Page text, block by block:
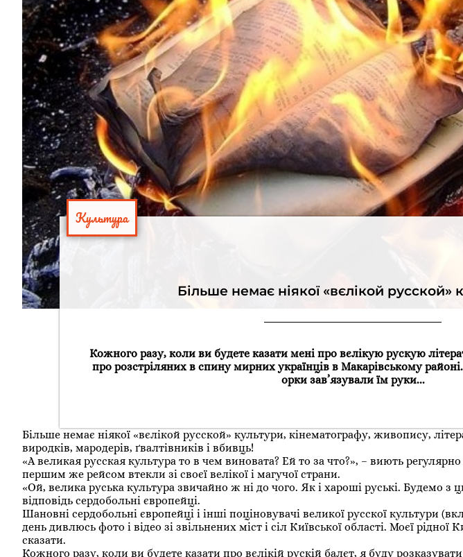
Культура
Більше немає ніякої «вєлікой русской»
Кожного разу, коли ви будете казати мені про вєлікую рускую
про розстріляних в спину мирних українців в Макарівському
орки зав’язували їм руки...
Більше немає ніякої «вєлікой русской» культури, кінематографу, живопису,
виродків, мародерів, ґвалтівників і вбивць!
«А великая русская культура то в чем виновата? Ей то за что?», – виють
першим же рейсом втекли зі своєї велікої і магучої страни.
«Ой, велика руська культура звичайно ж ні до чого. Як і хароші руські. Будемо
відповідь сердобольні європейці.
Шановні сердобольні європейці і інші поціновувачі великої русскої культури
день дивлюсь фото і відео зі звільнених міст і сіл Київської області. Моєї рідної
сказати.
Кожного разу, коли ви будете казати про вєлікій рускій балєт, я буду